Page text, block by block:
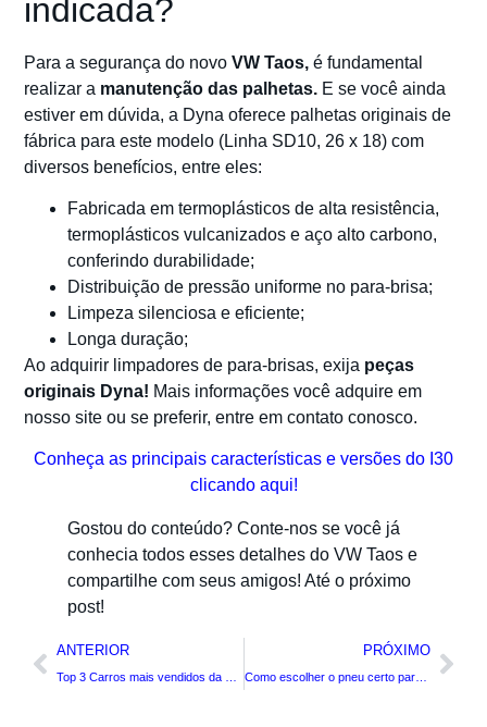
indicada?
Para a segurança do novoVW Taos, é fundamental
realizar a manutenção das palhetas. E se você ainda
estiver em dúvida, a Dyna oferece palhetas originais de
fábrica para este modelo (Linha SD10, 26 x 18) com
diversos benefícios, entre eles:
Fabricada em termoplásticos de alta resistência,
termoplásticos vulcanizados e aço alto carbono,
conferindo durabilidade;
Distribuição de pressão uniforme no para-brisa;
Limpeza silenciosa e eficiente;
Longa duração;
Ao adquirir limpadores de para-brisas, exija peças
originais Dyna! Mais informações você adquire em
nosso site ou se preferir, entre em contato conosco.
​Conheça as principais características e versões do I30
clicando aqui!
Gostou do conteúdo? Conte-nos se você já
conhecia todos esses detalhes do VW Taos e
compartilhe com seus amigos! Até o próximo
post!
ANTERIOR
Top 3 Carros mais vendidos da Volkswagen
PRÓXIMO
Como escolher o pneu certo para seu automóvel